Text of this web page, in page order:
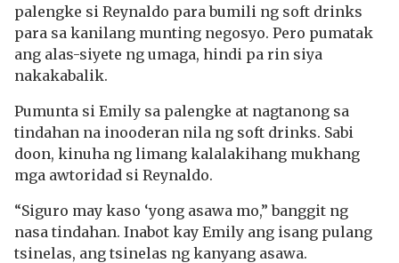
palengke si Reynaldo para bumili ng soft drinks
para sa kanilang munting negosyo. Pero pumatak
ang alas-siyete ng umaga, hindi pa rin siya
nakakabalik.
Pumunta si Emily sa palengke at nagtanong sa
tindahan na inooderan nila ng soft drinks. Sabi
doon, kinuha ng limang kalalakihang mukhang
mga awtoridad si Reynaldo.
“Siguro may kaso ‘yong asawa mo,” banggit ng
nasa tindahan. Inabot kay Emily ang isang pulang
tsinelas, ang tsinelas ng kanyang asawa.